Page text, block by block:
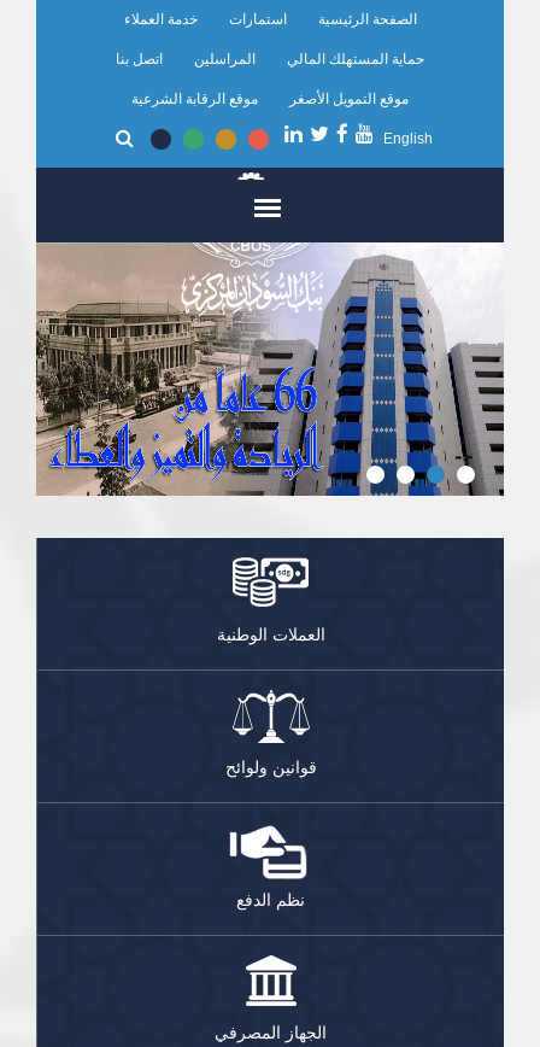
الصفحة الرئيسية استمارات خدمة العملاء
حماية المستهلك المالي المراسلين اتصل بنا
موقع التمويل الأصغر موقع الرقابة الشرعية
English
العملات الوطنية
قوانين ولوائح
نظم الدفع
الجهاز المصرفي